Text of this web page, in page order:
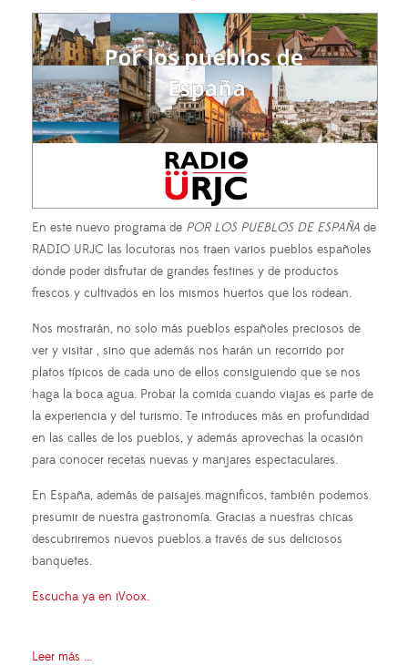
En este nuevo programa de POR LOS PUEBLOS DE ESPAÑA de
RADIO URJC las locutoras nos traen varios pueblos españoles
donde poder disfrutar de grandes festines y de productos
frescos y cultivados en los mismos huertos que los rodean.
Nos mostrarán, no solo más pueblos españoles preciosos de
ver y visitar , sino que además nos harán un recorrido por
platos típicos de cada uno de ellos consiguiendo que se nos
haga la boca agua. Probar la comida cuando viajas es parte de
la experiencia y del turismo. Te introduces más en profundidad
en las calles de los pueblos, y además aprovechas la ocasión
para conocer recetas nuevas y manjares espectaculares.
En España, además de paisajes magnificos, también podemos
presumir de nuestra gastronomía. Gracias a nuestras chicas
descubriremos nuevos pueblos a través de sus deliciosos
banquetes.
Escucha ya en iVoox.
Leer más ...